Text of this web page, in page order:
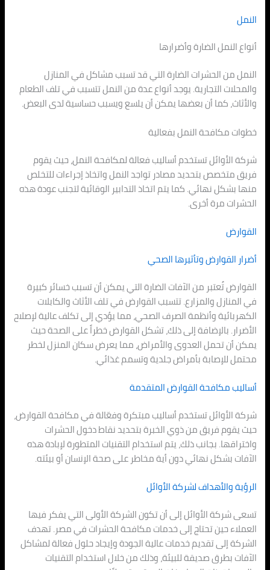
النمل
أنواع النمل الضارة وأضرارها
النمل من الحشرات الضارة التي قد تسبب مشاكل في المنازل
والمحلات التجارية. يوجد أنواع عدة من النمل تتسبب في تلف الطعام
والأثاث، كما أن بعضها يمكن أن يلسع ويسبب حساسية لدى البعض.
خطوات مكافحة النمل بفعالية
شركة الأوائل تستخدم أساليب فعالة لمكافحة النمل، حيث يقوم
فريق متخصص بتحديد مصادر تواجد النمل واتخاذ إجراءات للتخلص
منها بشكل نهائي. كما يتم اتخاذ التدابير الوقائية لتجنب عودة هذه
الحشرات مرة أخرى.
القوارض
أضرار القوارض وتأثيرها الصحي
القوارض تُعتبر من الآفات الضارة التي يمكن أن تسبب خسائر كبيرة
في المنازل والمزارع. تتسبب القوارض في تلف الأثاث والكابلات
الكهربائية وأنظمة الصرف الصحي، مما يؤدي إلى تكلف عالية لإصلاح
الأضرار. بالإضافة إلى ذلك، تشكل القوارض خطراً على الصحة حيث
يمكن أن تحمل العدوى والأمراض، مما يعرض سكان المنزل لخطر
محتمل للإصابة بأمراض جلدية وتسمم غذائي.
أساليب مكافحة القوارض المتقدمة
شركة الأوائل تستخدم أساليب مبتكرة وفعّالة في مكافحة القوارض،
حيث يقوم فريق من ذوي الخبرة بتحديد نقاط دخول الحشرات
واختراقها. بجانب ذلك، يتم استخدام التقنيات المتطورة لإبادة هذه
الآفات بشكل نهائي دون أية مخاطر على صحة الإنسان أو بيئته.
الرؤية والأهداف لشركة الأوائل
تسعى شركة الأوائل إلى أن تكون الشركة الأولى التي يفكر فيها
العملاء حين تحتاج إلى خدمات مكافحة الحشرات في مصر. تهدف
الشركة إلى تقديم خدمات عالية الجودة وإيجاد حلول فعالة لمشاكل
الآفات بطرق صديقة للبيئة، وذلك من خلال استخدام التقنيات